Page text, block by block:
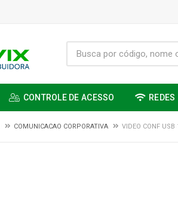
CONTROLE DE ACESSO REDES
COMUNICACAO CORPORATIVA VIDEO CONF